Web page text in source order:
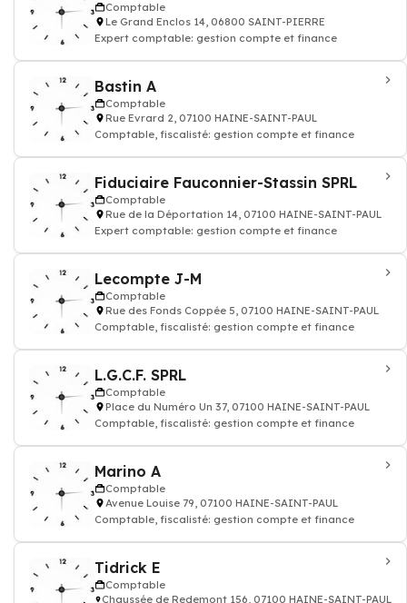
Comptable
Le Grand Enclos 14, 06800 SAINT-PIERRE
Expert comptable: gestion compte et finance
Bastin A
Comptable
Rue Evrard 2, 07100 HAINE-SAINT-PAUL
Comptable, fiscalisté: gestion compte et finance
Fiduciaire Fauconnier-Stassin SPRL
Comptable
Rue de la Déportation 14, 07100 HAINE-SAINT-PAUL
Expert comptable: gestion compte et finance
Lecompte J-M
Comptable
Rue des Fonds Coppée 5, 07100 HAINE-SAINT-PAUL
Comptable, fiscalisté: gestion compte et finance
L.G.C.F. SPRL
Comptable
Place du Numéro Un 37, 07100 HAINE-SAINT-PAUL
Comptable, fiscalisté: gestion compte et finance
Marino A
Comptable
Avenue Louise 79, 07100 HAINE-SAINT-PAUL
Comptable, fiscalisté: gestion compte et finance
Tidrick E
Comptable
Chaussée de Redemont 156, 07100 HAINE-SAINT-PAUL